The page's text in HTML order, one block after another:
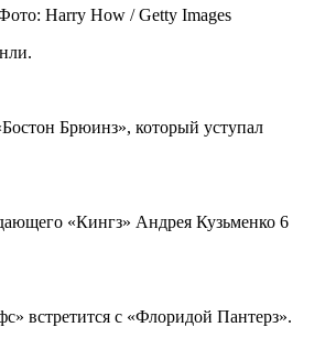
Harry How / Getty Images
Брюинз», который уступал
«Кингз» Андрея Кузьменко 6
встретится с «Флоридой Пантерз».